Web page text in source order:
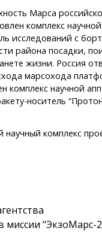
Марса
комплекс научной
исследований с
района посадки,
жизни. Россия
марсохода
научной
носитель
комплекс
"ЭкзоМарс-